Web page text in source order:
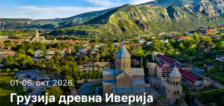
01-06. окт 2026.
Грузија древна Иверија